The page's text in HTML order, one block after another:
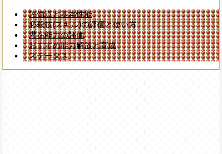
評価点と基本性能
必殺技(スキル)の評価と使い方
潜在能力の評価
おすすめ能力解放と育成
ステータス